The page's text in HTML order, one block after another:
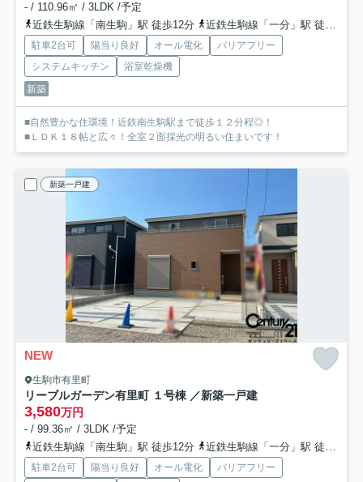
- / 110.96㎡ / 3LDK /予定
近鉄生駒線「南生駒」駅 徒歩12分
近鉄生駒線「一分」駅 徒歩14分
駐車2台可 陽当り良好 オール電化
バリアフリー
システムキッチン
浴室乾燥機
新築
■自然豊かな住環境！近鉄南生駒駅まで徒歩１２分程◎！
■ＬＤＫ１８帖と広々！全室２面採光の明るい住まいです！
新築一戸建
NEW
生駒市有里町
リーブルガーデン有里町 １号棟 ／新築一戸建
3,580万円
- / 99.36㎡ / 3LDK /予定
近鉄生駒線「南生駒」駅 徒歩12分
近鉄生駒線「一分」駅 徒歩14分
駐車2台可 陽当り良好 オール電化
バリアフリー